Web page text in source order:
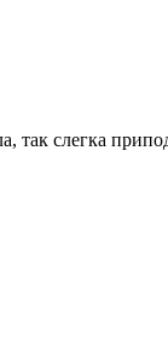
так слегка